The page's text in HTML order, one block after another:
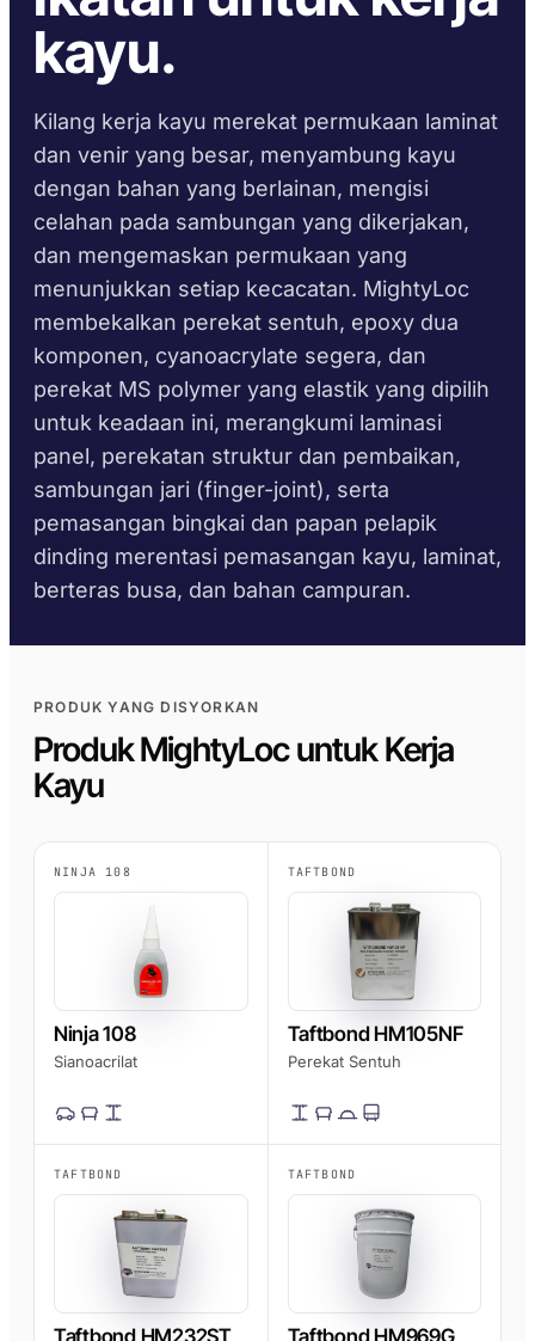
PENGAWETAN
Krystal 1000
Krystal 2000 Pelekat UV
Krystal 3000 Pelekat UV
Krystal 4000 Pelekat UV
SEMAK LANJUT→
Silen Poliuretana
Taftflex 6292
Silen Poliuretana
TaftGrip Polimer MS
Taftlock 22
Pelekat Anaerobik
SEMAK LANJUT→
PITA BUSA AKRILIK
AFT 1080GF
Pita Busa Akrilik
AFT 1120GF
Pita Busa Akrilik
AFT 1200GF
SEMAK LANJUT→
DIY
Papan Tanda
Kerja Kayu
Pengangkutan
MENGIKUT SUBSTRAT
BROWSE BY MATERIAL
Pemasangan berulir
logam
Kaca dan seramik
Plastik (bukan PP/PE)
Komposit dan gentian
Perpustakaan TDS
Mengikut keluarga
Helaian data keselamatan
Atas permintaan
Pemilih substrat
Panduan suhu
perkhidmatan
Perisytiharan RoHS
TDS mengikut produk
kayu.
Kilang kerja kayu merekat permukaan laminat
dan venir yang besar, menyambung kayu
dengan bahan yang berlainan, mengisi
celahan pada sambungan yang dikerjakan,
dan mengemaskan permukaan yang
menunjukkan setiap kecacatan. MightyLoc
membekalkan perekat sentuh, epoxy dua
komponen, cyanoacrylate segera, dan
perekat MS polymer yang elastik yang dipilih
untuk keadaan ini, merangkumi laminasi
panel, perekatan struktur dan pembaikan,
sambungan jari (finger-joint), serta
pemasangan bingkai dan papan pelapik
dinding merentasi pemasangan kayu, laminat,
berteras busa, dan bahan campuran.
PRODUK YANG DISYORKAN
Produk MightyLoc untuk Kerja
Kayu
NINJA 108
Ninja 108
Sianoacrilat
TAFTBOND
Taftbond HM105NF
Perekat Sentuh
TAFTBOND
Taftbond HM232ST
TAFTBOND
Taftbond HM969G